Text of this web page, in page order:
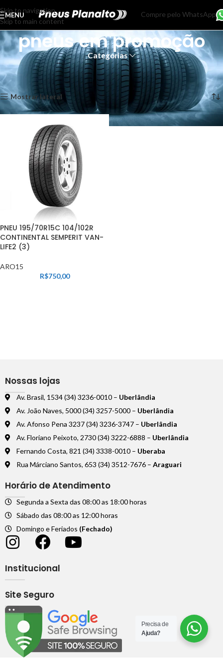
Skip to navigation
Skip to main content
MENU Compre pelo WhatsApp
pneus em promoção
Categorias
Início Produtos marcados com a tag “pneus em promoção”
Exibindo um único resultado
Mostrar lateral
PNEU 195/70R15C 104/102R
CONTINENTAL SEMPERIT VAN-
LIFE2 (3)
ARO15
R$750,00
Nossas lojas
Av. Brasil, 1534 (34) 3236-0010 – Uberlândia
Av. João Naves, 5000 (34) 3257-5000 – Uberlândia
Av. Afonso Pena 3237 (34) 3236-3747 – Uberlândia
Av. Floriano Peixoto, 2730 (34) 3222-6888 – Uberlândia
Fernando Costa, 821 (34) 3338-0010 – Uberaba
Rua Márciano Santos, 653 (34) 3512-7676 – Araguari
Horário de Atendimento
Segunda a Sexta das 08:00 as 18:00 horas
Sábado das 08:00 as 12:00 horas
Domingo e Feriados (Fechado)
Institucional
Site Seguro
Precisa de
Ajuda?